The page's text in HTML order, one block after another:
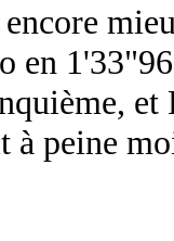
en
et
peine